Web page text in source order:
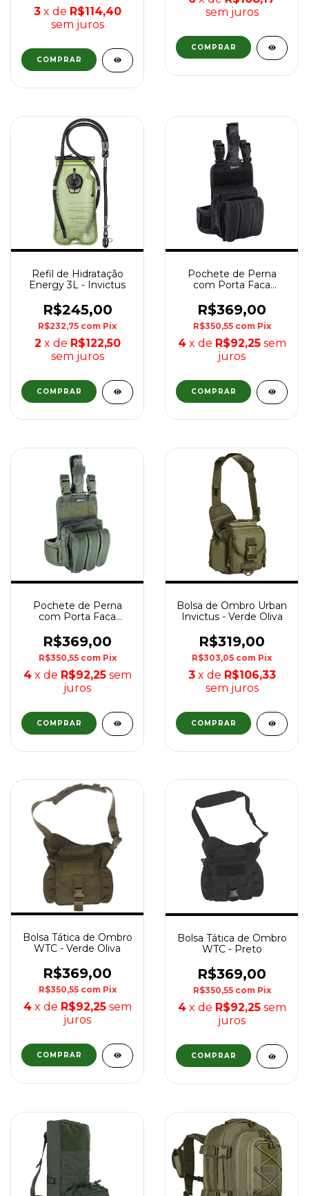
3 x de R$114,40
sem juros
sem juros
Refil de Hidratação
Energy 3L - Invictus
R$245,00
R$232,75 com Pix
2 x de R$122,50
sem juros
Pochete de Perna
com Porta Faca
R$369,00
R$350,55 com Pix
4 x de R$92,25 sem
juros
Pochete de Perna
com Porta Faca
R$369,00
R$350,55 com Pix
4 x de R$92,25 sem
juros
Bolsa de Ombro Urban
Invictus - Verde Oliva
R$319,00
R$303,05 com Pix
3 x de R$106,33
sem juros
Bolsa Tática de Ombro
WTC - Verde Oliva
R$369,00
R$350,55 com Pix
4 x de R$92,25 sem
juros
Bolsa Tática de Ombro
WTC - Preto
R$369,00
R$350,55 com Pix
4 x de R$92,25 sem
juros